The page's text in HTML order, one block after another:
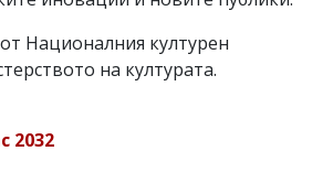
Националния културен
на културата.
2032